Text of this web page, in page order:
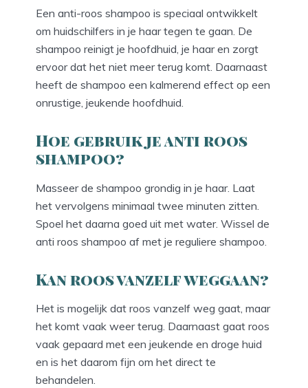
Een anti-roos shampoo is speciaal ontwikkelt
om huidschilfers in je haar tegen te gaan. De
shampoo reinigt je hoofdhuid, je haar en zorgt
ervoor dat het niet meer terug komt. Daarnaast
heeft de shampoo een kalmerend effect op een
onrustige, jeukende hoofdhuid.
Hoe gebruik je anti roos
shampoo?
Masseer de shampoo grondig in je haar. Laat
het vervolgens minimaal twee minuten zitten.
Spoel het daarna goed uit met water. Wissel de
anti roos shampoo af met je reguliere shampoo.
Kan roos vanzelf weggaan?
Het is mogelijk dat roos vanzelf weg gaat, maar
het komt vaak weer terug. Daarnaast gaat roos
vaak gepaard met een jeukende en droge huid
en is het daarom fijn om het direct te
behandelen.